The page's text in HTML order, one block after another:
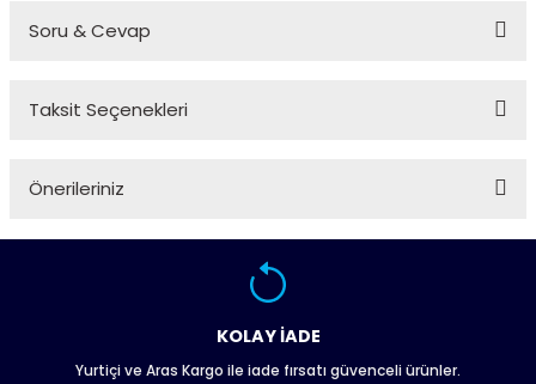
Soru & Cevap
Ürün hakkında henüz soru sorulmamış.
Taksit Seçenekleri
Önerileriniz
Bu ürünün fiyat bilgisi, resim, ürün açıklamalarında ve diğer
konularda yetersiz gördüğünüz noktaları öneri formunu
kullanarak tarafımıza iletebilirsiniz.
Ürün resmi kalitesiz, bozuk veya görüntülenemiyor.
KOLAY İADE
Yurtiçi ve Aras Kargo ile iade fırsatı güvenceli ürünler.